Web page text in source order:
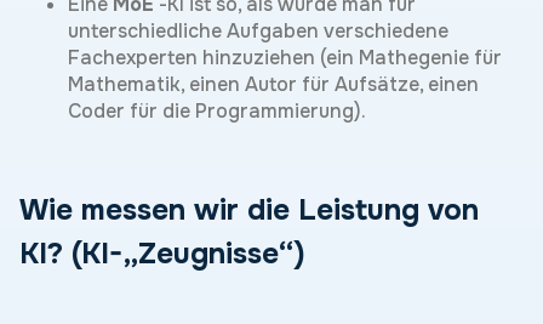
unterschiedliche Aufgaben verschiedene
Fachexperten hinzuziehen (ein Mathegenie für
Mathematik, einen Autor für Aufsätze, einen
Coder für die Programmierung).
Wie messen wir die Leistung von
KI? (KI-„Zeugnisse“)